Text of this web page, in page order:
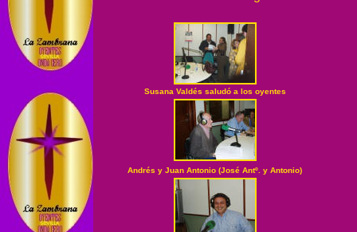
Susana Valdés saludó a los oyentes
Andrés y Juan Antonio (José Antº. y Antonio)